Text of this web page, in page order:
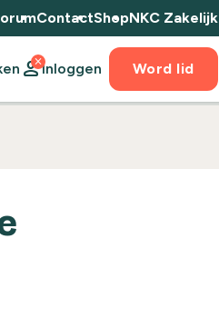
ContactShopNKC Zakelijk
person
closeInloggen Word lid